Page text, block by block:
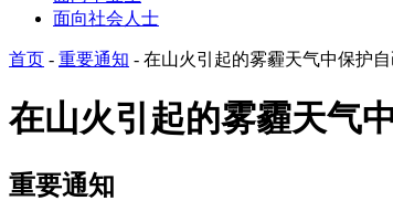
面向社会人士
首页 - 重要通知 - 在山火引起的雾霾天气中保护
在山火引起的雾霾天气
重要通知